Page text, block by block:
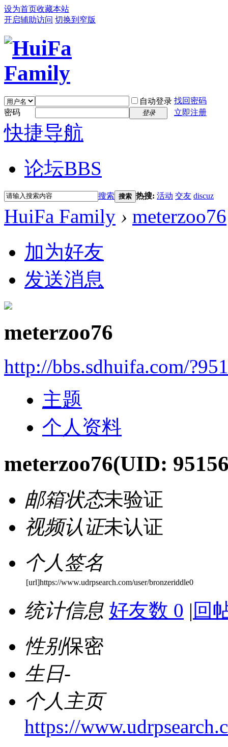
设为首页收藏本站
开启辅助访问 切换到窄版
自动登录 找回密码
密码
登录 立即注册
快捷导航
论坛BBS
搜索 搜索 热搜: 活动 交友 discuz
HuiFa Family › meterzoo76
加为好友
发送消息
meterzoo76
http://bbs.sdhuifa.com/
主题
个人资料
meterzoo76(UID:
邮箱状态未验证
视频认证未认证
个人签名
[url]https://www.udrpsearch.com/user/bronzeriddle0
统计信息 好友数 0 | 回
性别保密
生日-
个人主页
https://